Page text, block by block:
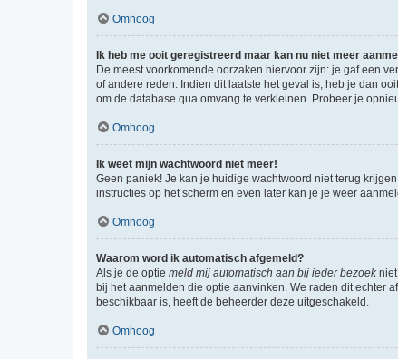
Omhoog
Ik heb me ooit geregistreerd maar kan nu niet meer
De meest voorkomende oorzaken hiervoor zijn: je gaf een
of andere reden. Indien dit laatste het geval is, heb je dan
om de database qua omvang te verkleinen. Probeer je
Omhoog
Ik weet mijn wachtwoord niet meer!
Geen paniek! Je kan je huidige wachtwoord niet terug
instructies op het scherm en even later kan je je weer
Omhoog
Waarom word ik automatisch afgemeld?
Als je de optie meld mij automatisch aan bij ieder bezoekniet
bij het aanmelden die optie aanvinken. We raden dit echter
beschikbaar is, heeft de beheerder deze uitgeschakeld.
Omhoog